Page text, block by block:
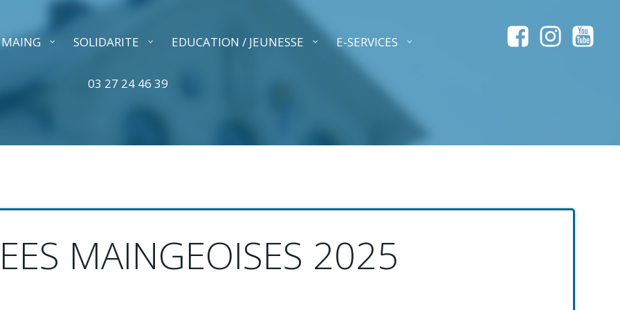
MAING SOLIDARITE EDUCATION / JEUNESSE E-SERVICES
03 27 24 46 39
MAINGEOISES 2025